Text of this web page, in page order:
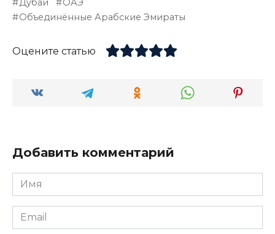
Дубай
ОАЭ
Объединённые Арабские Эмираты
Оцените статью
Добавить комментарий
Имя
*
Email
*